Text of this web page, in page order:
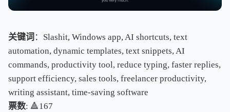
关键词 ：Slashit, Windows app, AI shortcuts, text
automation, dynamic templates, text snippets, AI
commands, productivity tool, reduce typing, faster replies,
support efficiency, sales tools, freelancer productivity,
writing assistant, time-saving software
票数: 🔺167